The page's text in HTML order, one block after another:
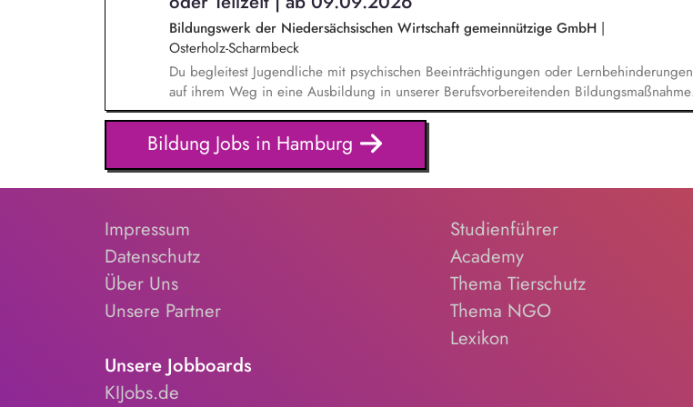
Bildungswerk der Niedersächsischen Wirtschaft gemeinnützige GmbH |
Osterholz-Scharmbeck
Du begleitest Jugendliche mit psychischen Beeinträchtigungen oder Lernbehinderungen
auf ihrem Weg in eine Ausbildung in unserer Berufsvorbereitenden Bildungsmaßnahme
für Rehabilitanden. Du unterstützt deine Teilnehmenden praktisch im täglichen Umgang
mit ihren Behinderungen. Du hilfst den Teilnehmenden, notwendige Therapien zu
akzeptieren und in ihren Alltag zu integrieren. Du agierst als verlässlicher Partner mit
entwicklungsfördernder Beratung und Verhaltenstraining und unterstützt in
Krisensituationen. Du berätst deine Teilnehmenden, z. B. bei der Beantragung von
Bildung Jobs in Hamburg
Impressum
Datenschutz
Über Uns
Unsere Partner
Studienführer
Academy
Thema Tierschutz
Thema NGO
Lexikon
Unsere Jobboards
KIJobs.de